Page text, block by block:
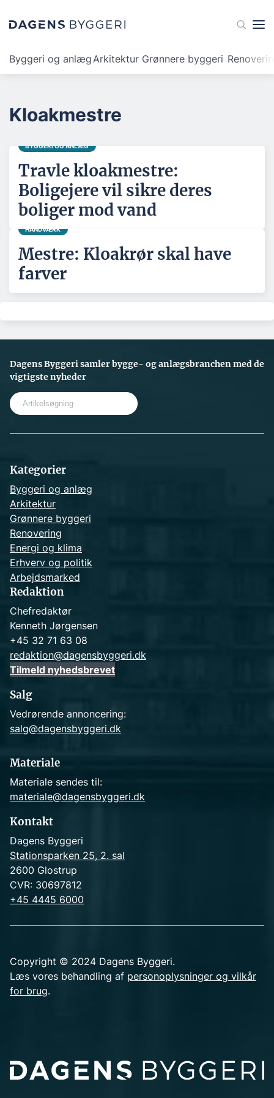
Byggeri og anlægArkitektur Grønnere byggeri
Kloakmestre
BYGGERI OG ANLÆG
Travle kloakmestre:
Boligejere vil sikre deres
boliger mod vand
HÅNDVÆRK
Mestre: Kloakrør skal have
farver
Dagens Byggeri samler bygge- og anlægsbranchen med de
vigtigste nyheder
Kategorier
Byggeri og anlæg
Arkitektur
Grønnere byggeri
Renovering
Energi og klima
Erhverv og politik
Arbejdsmarked
Redaktion
Chefredaktør
Kenneth Jørgensen
+45 32 71 63 08
redaktion@dagensbyggeri.dk
Tilmeld nyhedsbrevet
Salg
Vedrørende annoncering:
salg@dagensbyggeri.dk
Materiale
Materiale sendes til:
materiale@dagensbyggeri.dk
Kontakt
Dagens Byggeri
Stationsparken 25, 2. sal
2600 Glostrup
CVR: 30697812
+45 4445 6000
Copyright © 2024 Dagens Byggeri.
Læs vores behandling af personoplysninger og vilkår
for brug.